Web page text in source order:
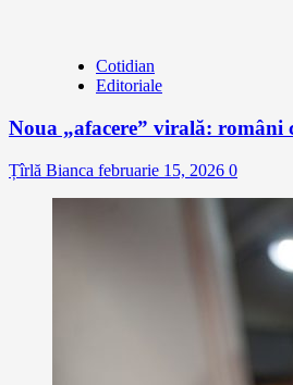
Cotidian
Editoriale
Noua „afacere” virală: români
Țîrlă Bianca februarie 15, 2026 0